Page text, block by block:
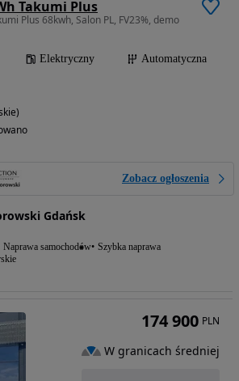
Takumi Plus
Plus 68kwh, Salon PL, FV23%, demo
Elektryczny
Automatyczna
Zobacz ogłoszenia
Gdańsk
Naprawa samochodów Szybka naprawa
174 900 PLN
W granicach średniej